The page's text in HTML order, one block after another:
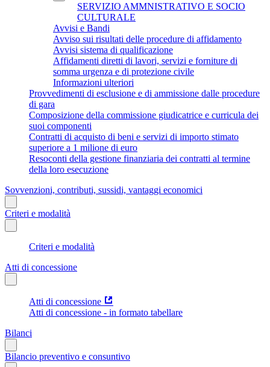
SERVIZIO AMMNISTRATIVO E SOCIO
CULTURALE
Avvisi e Bandi
Avviso sui risultati delle procedure di affidamento
Avvisi sistema di qualificazione
Affidamenti diretti di lavori, servizi e forniture di
somma urgenza e di protezione civile
Informazioni ulteriori
Provvedimenti di esclusione e di ammissione dalle procedure
di gara
Composizione della commissione giudicatrice e curricula dei
suoi componenti
Contratti di acquisto di beni e servizi di importo stimato
superiore a 1 milione di euro
Resoconti della gestione finanziaria dei contratti al termine
della loro esecuzione
Sovvenzioni, contributi, sussidi, vantaggi economici
Criteri e modalità
Criteri e modalità
Atti di concessione
Atti di concessione
Atti di concessione - in formato tabellare
Bilanci
Bilancio preventivo e consuntivo